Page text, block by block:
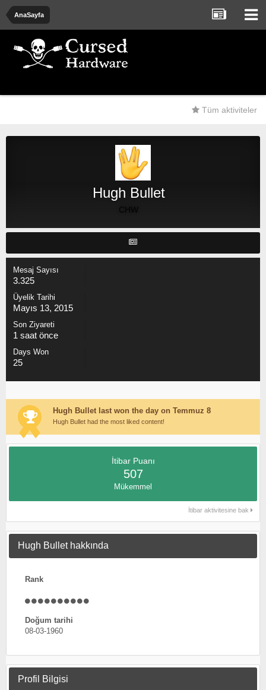
AnaSayfa
Tüm aktiviteler
Hugh Bullet
Mesaj Sayısı
3.325
Üyelik Tarihi
Mayıs 13, 2015
Son Ziyareti
1 saat önce
Days Won
25
Hugh Bullet last won the day on Temmuz 8
Hugh Bullet had the most liked content!
İtibar Puanı
507
Mükemmel
İtibar aktivitesine bak
Hugh Bullet hakkında
Rank
Doğum tarihi
08-03-1960
Profil Bilgisi